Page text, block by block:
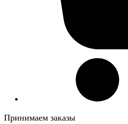
Принимаем заказы